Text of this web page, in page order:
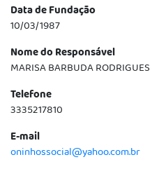
Data de Fundação
10/03/1987
Nome do Responsável
MARISA BARBUDA RODRIGUES
Telefone
3335217810
E-mail
oninhossocial@yahoo.com.br